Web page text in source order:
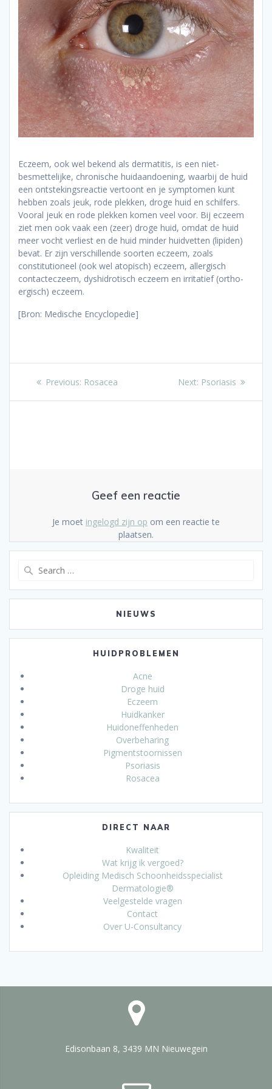
Eczeem, ook wel bekend als dermatitis, is een niet-
besmettelijke, chronische huidaandoening, waarbij de huid
een ontstekingsreactie vertoont en je symptomen kunt
hebben zoals jeuk, rode plekken, droge huid en schilfers.
Vooral jeuk en rode plekken komen veel voor. Bij eczeem
ziet men ook vaak een (zeer) droge huid, omdat de huid
meer vocht verliest en de huid minder huidvetten (lipiden)
bevat. Er zijn verschillende soorten eczeem, zoals
constitutioneel (ook wel atopisch) eczeem, allergisch
contacteczeem, dyshidrotisch eczeem en irritatief (ortho-
ergisch) eczeem.
[Bron: Medische Encyclopedie]
navigatie
Previous: Previous
Rosacea Next: Next
Psoriasis
Geef een reactie
Je moet ingelogd zijn op om een reactie te
plaatsen.
NIEUWS
HUIDPROBLEMEN
Acne
Droge huid
Eczeem
Huidkanker
Huidoneffenheden
Overbeharing
Pigmentstoornissen
Psoriasis
Rosacea
DIRECT NAAR
Kwaliteit
Wat krijg ik vergoed?
Opleiding Medisch Schoonheidsspecialist
Dermatologie®
Veelgestelde vragen
Contact
Over U-Consultancy
Edisonbaan 8, 3439 MN Nieuwegein